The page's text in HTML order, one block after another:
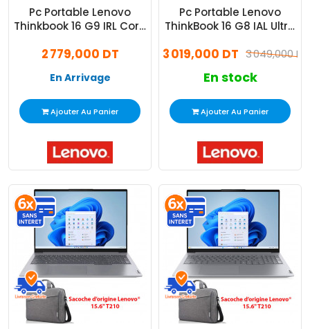
Pc Portable Lenovo
Thinkbook 16 G9 IRL Core
2 779,000 DT
En Arrivage
Ajouter Au Panier
Pc Portable Lenovo
ThinkBook 16 G8 IAL Ultra
3 049,000 DT
3 019,000 DT
En stock
Ajouter Au Panier